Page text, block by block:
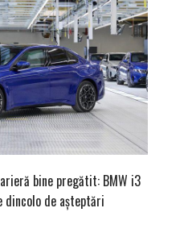
bine pregătit: BMW i3
de așteptări